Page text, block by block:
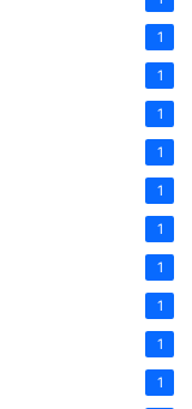
1
1
1
1
1
1
1
1
1
1